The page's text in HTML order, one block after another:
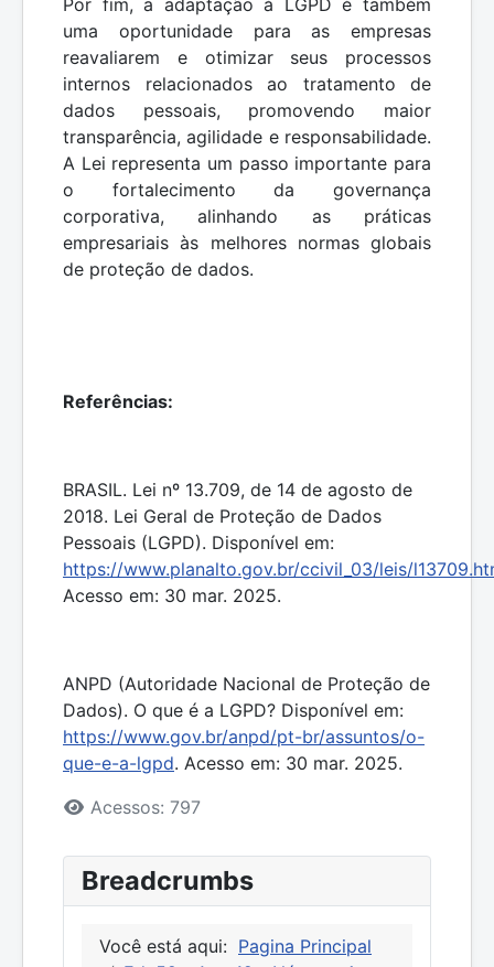
uma oportunidade para as empresas
reavaliarem e otimizar seus processos
internos relacionados ao tratamento de
dados pessoais, promovendo maior
transparência, agilidade e responsabilidade.
A Lei representa um passo importante para
o fortalecimento da governança
corporativa, alinhando as práticas
empresariais às melhores normas globais
de proteção de dados.
Referências:
BRASIL. Lei nº 13.709, de 14 de agosto de
2018. Lei Geral de Proteção de Dados
Pessoais (LGPD). Disponível em:
https://www.planalto.gov.br/ccivil_03/leis/
Acesso em: 30 mar. 2025.
ANPD (Autoridade Nacional de Proteção de
Dados). O que é a LGPD? Disponível em:
https://www.gov.br/anpd/pt-br/assuntos/o-
que-e-a-lgpd. Acesso em: 30 mar. 2025.
Detalhes
Acessos: 797
Breadcrumbs
Você está aqui: Pagina Principal